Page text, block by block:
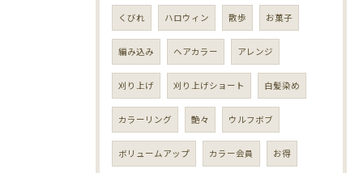
くびれ ハロウィン 散歩 お菓子
編み込み ヘアカラー アレンジ
刈り上げ 刈り上げショート 白髪染め
カラーリング 艶々 ウルフボブ
ボリュームアップ カラー会員 お得